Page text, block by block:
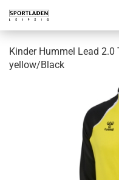
Kinder Hummel Lead
yellow/Black